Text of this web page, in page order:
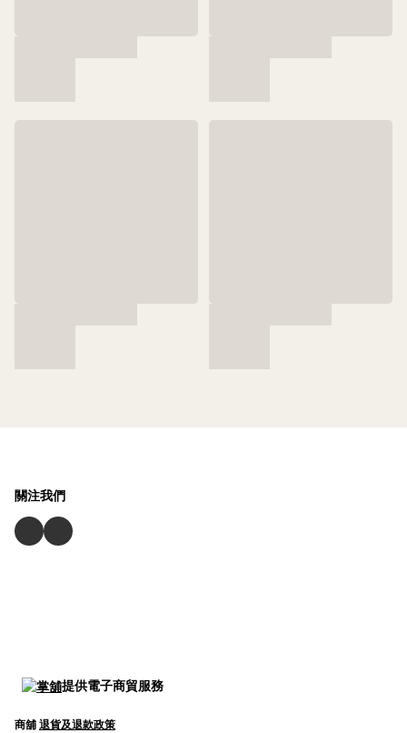
關注我們
提供電子商貿服務
商舖 退貨及退款政策